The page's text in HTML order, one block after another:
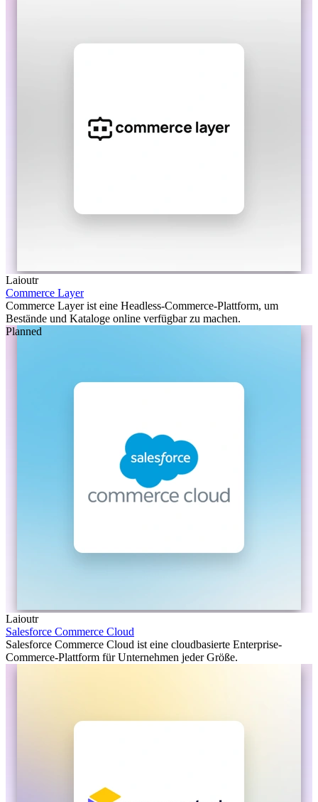
Laioutr
Commerce Layer
Commerce Layer ist eine Headless-Commerce-Plattform, um
Bestände und Kataloge online verfügbar zu machen.
Planned
Laioutr
Salesforce Commerce Cloud
Salesforce Commerce Cloud ist eine cloudbasierte Enterprise-
Commerce-Plattform für Unternehmen jeder Größe.